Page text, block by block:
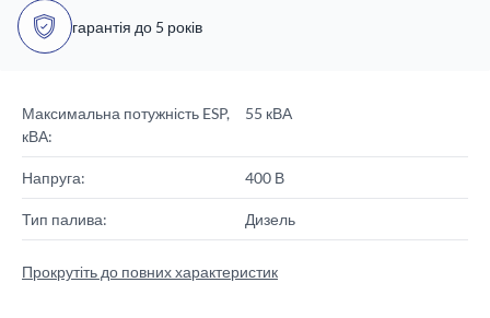
гарантія до 5 років
Максимальна потужність ESP,
кВА:
55 кВА
Напруга: 400 В
Тип палива: Дизель
Прокрутіть до повних характеристик